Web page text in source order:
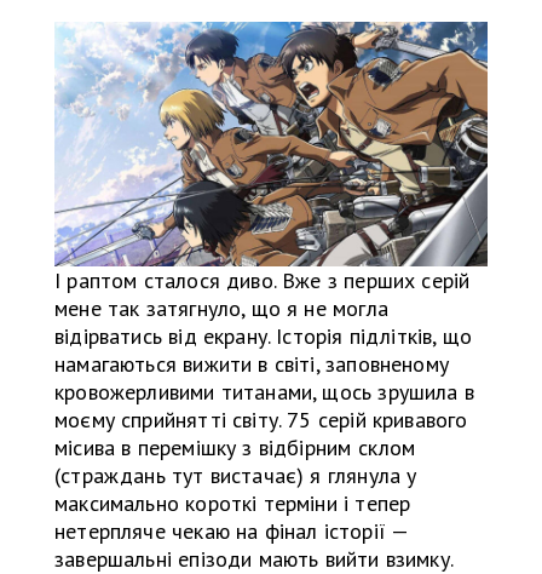
І раптом сталося диво. Вже з перших серій
мене так затягнуло, що я не могла
відірватись від екрану. Історія підлітків, що
намагаються вижити в світі, заповненому
кровожерливими титанами, щось зрушила в
моєму сприйнятті світу. 75 серій кривавого
місива в перемішку з відбірним склом
(страждань тут вистачає) я глянула у
максимально короткі терміни і тепер
нетерпляче чекаю на фінал історії —
завершальні епізоди мають вийти взимку.